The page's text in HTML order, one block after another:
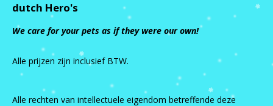
dutch Hero's
We care for your pets as if they were our own!
Alle prijzen zijn inclusief BTW.
Alle rechten van intellectuele eigendom betreffende deze